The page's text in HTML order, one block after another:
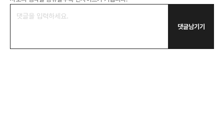
댓글남기기